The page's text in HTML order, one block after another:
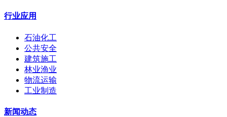
行业应用
石油化工
公共安全
建筑施工
林业渔业
物流运输
工业制造
新闻动态